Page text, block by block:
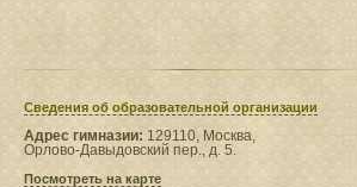
Сведения​ об образовательной организации
Адрес гимназии: 129110, Москва,
Орлово-Давыдовский пер., д. 5.
Посмотреть на карте